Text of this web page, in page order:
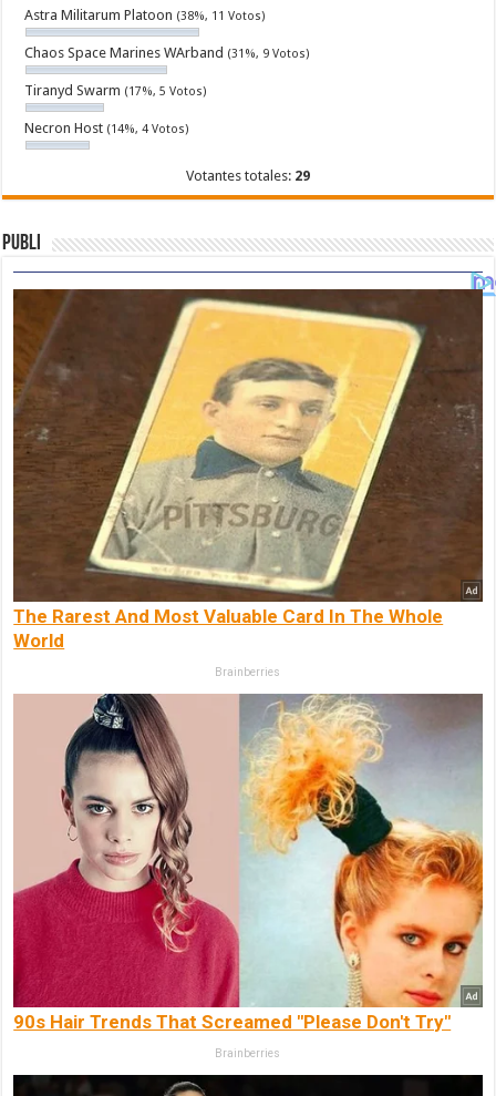
Astra Militarum Platoon (38%, 11 Votos)
Chaos Space Marines WArband (31%, 9 Votos)
Tiranyd Swarm (17%, 5 Votos)
Necron Host (14%, 4 Votos)
Votantes totales: 29
Publi
The Rarest And Most Valuable Card In The Whole
World
Brainberries
90s Hair Trends That Screamed "Please Don't Try"
Brainberries